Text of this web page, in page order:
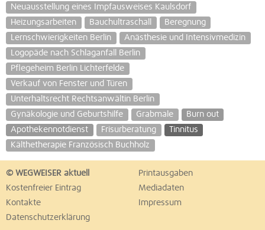
Neuausstellung eines Impfausweises Kaulsdorf
Heizungsarbeiten
Bauchultraschall
Beregnung
Lernschwierigkeiten Berlin
Anästhesie und Intensivmedizin
Logopäde nach Schlaganfall Berlin
Pflegeheim Berlin Lichterfelde
Verkauf von Fenster und Türen
Unterhaltsrecht Rechtsanwältin Berlin
Gynäkologie und Geburtshilfe
Grabmale
Burn out
Apothekennotdienst
Frisurberatung
Tinnitus
Kälthetherapie Französisch Buchholz
© WEGWEISER aktuell
Printausgaben
Kostenfreier Eintrag
Mediadaten
Kontakte
Impressum
Datenschutzerklärung